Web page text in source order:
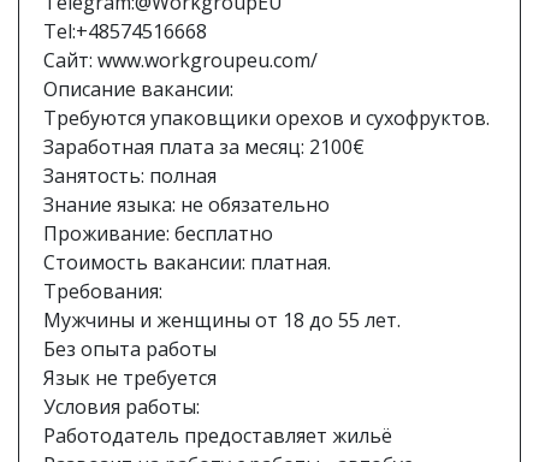
Tel:+48574516668
Сайт: www.workgroupeu.com/
Описание вакансии:
Требуются упаковщики орехов и сухофруктов.
Заработная плата за месяц: 2100€
Занятость: полная
Знание языка: не обязательно
Проживание: бесплатно
Стоимость вакансии: платная.
Требования:
Мужчины и женщины от 18 до 55 лет.
Без опыта работы
Язык не требуется
Условия работы:
Работодатель предоставляет жильё